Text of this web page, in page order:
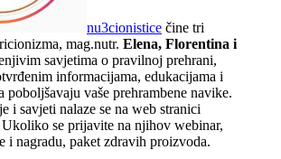
nu3cionistice čine tri
mag.nutr. Elena, Florentina i
savjetima o pravilnoj prehrani,
informacijama, edukacijama i
poboljšavaju vaše prehrambene navike.
i savjeti nalaze se na web stranici
se prijavite na njihov webinar,
i nagradu, paket zdravih proizvoda.